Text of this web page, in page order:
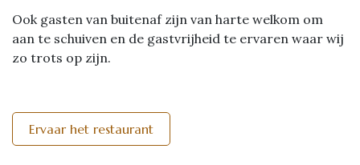
Ook gasten van buitenaf zijn van harte welkom om
aan te schuiven en de gastvrijheid te ervaren waar wij
zo trots op zijn.
Ervaar het restaurant